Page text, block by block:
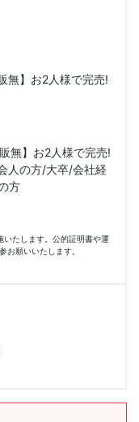
無】お2人様で完売!
無】お2人様で完売!
人の方/大卒/会社経
方
たします。公的証明書や運
お願いいたします。